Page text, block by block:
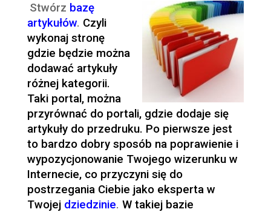
Stwórz bazę
artykułów. Czyli
wykonaj stronę
gdzie będzie można
dodawać artykuły
różnej kategorii.
Taki portal, można
przyrównać do portali, gdzie dodaje się
artykuły do przedruku. Po pierwsze jest
to bardzo dobry sposób na poprawienie i
wypozycjonowanie Twojego wizerunku w
Internecie, co przyczyni się do
postrzegania Ciebie jako eksperta w
Twojej dziedzinie. W takiej bazie